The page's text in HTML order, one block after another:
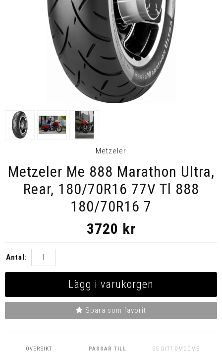
Metzeler
Metzeler Me 888 Marathon Ultra,
Rear, 180/70R16 77V Tl 888
180/70R16 7
3720 kr
Antal:
Lägg i varukorgen
Spara som favorit
ÖVERSIKT PASSAR TILL GE DITT OMDÖME